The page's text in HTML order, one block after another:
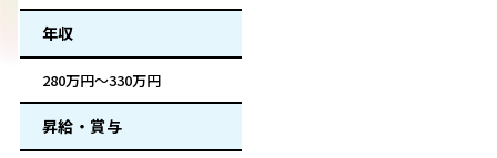
年収
280万円～330万円
昇給・賞与